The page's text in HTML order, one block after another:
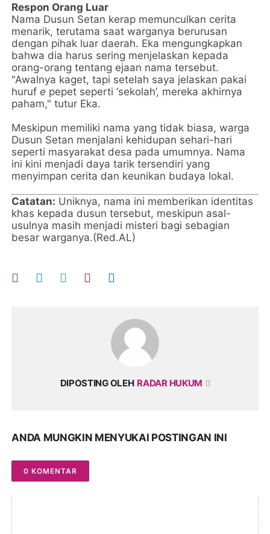
Respon Orang Luar
Nama Dusun Setan kerap memunculkan cerita
menarik, terutama saat warganya berurusan
dengan pihak luar daerah. Eka mengungkapkan
bahwa dia harus sering menjelaskan kepada
orang-orang tentang ejaan nama tersebut.
"Awalnya kaget, tapi setelah saya jelaskan pakai
hurufe pepet seperti ‘sekolah’, mereka akhirnya
paham," tutur Eka.
Meskipun memiliki nama yang tidak biasa, warga
Dusun Setan menjalani kehidupan sehari-hari
seperti masyarakat desa pada umumnya. Nama
ini kini menjadi daya tarik tersendiri yang
menyimpan cerita dan keunikan budaya lokal.
Catatan: Uniknya, nama ini memberikan identitas
khas kepada dusun tersebut, meskipun asal-
usulnya masih menjadi misteri bagi sebagian
besar warganya.(Red.AL)
DIPOSTING OLEH RADAR HUKUM
ANDA MUNGKIN MENYUKAI POSTINGAN INI
0 KOMENTAR